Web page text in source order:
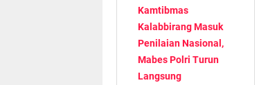
Kamtibmas
Kalabbirang Masuk
Penilaian Nasional,
Mabes Polri Turun
Langsung